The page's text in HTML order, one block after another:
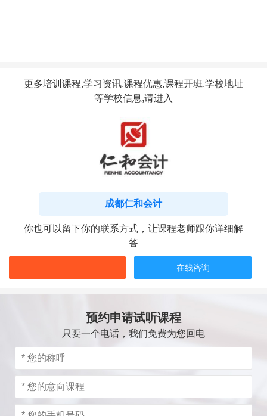
更多培训课程,学习资讯,课程优惠,课程开班,学校地址
等学校信息,请进入
成都仁和会计
你也可以留下你的联系方式，让课程老师跟你详细解
答
在线咨询
预约申请试听课程
只要一个电话，我们免费为您回电